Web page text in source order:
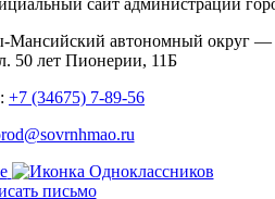
сайт администрации
Мансийский автономный округ
50 лет Пионерии, 11Б
+7 (34675) 7-89-56
письмо